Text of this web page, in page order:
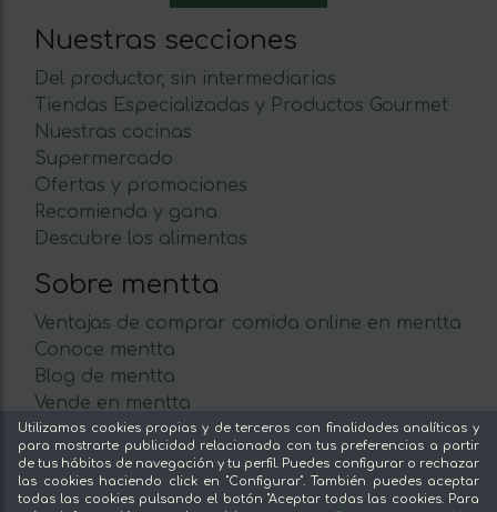
Nuestras secciones
Del productor, sin intermediarios
Tiendas Especializadas y Productos Gourmet
Nuestras cocinas
Supermercado
Ofertas y promociones
Recomienda y gana
Descubre los alimentos
Sobre mentta
Ventajas de comprar comida online en mentta
Conoce mentta
Blog de mentta
Vende en mentta
Fidelización
Preguntas frecuentes
Legal
Utilizamos cookies propias y de terceros con finalidades analíticas y
para mostrarte publicidad relacionada con tus preferencias a partir
de tus hábitos de navegación y tu perfil. Puedes configurar o rechazar
las cookies haciendo click en "Configurar". También puedes aceptar
todas las cookies pulsando el botón "Aceptar todas las cookies. Para